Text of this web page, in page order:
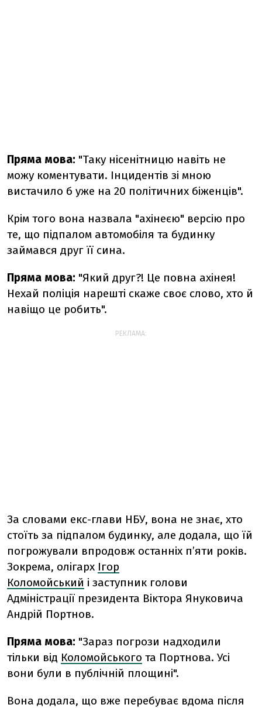
Пряма мова: "Таку нісенітницю навіть не
можу коментувати. Інцидентів зі мною
вистачило б уже на 20 політичних біженців".
Крім того вона назвала "ахінеєю" версію про
те, що підпалом автомобіля та будинку
займався друг її сина.
Пряма мова: "Який друг?! Це повна ахінея!
Нехай поліція нарешті скаже своє слово, хто й
навіщо це робить".
РЕКЛАМА:
За словами екс-глави НБУ, вона не знає, хто
стоїть за підпалом будинку, але додала, що їй
погрожували впродовж останніх п’яти років.
Зокрема, олігарх Ігор
Коломойський і заступник голови
Адміністрації президента Віктора Януковича
Андрій Портнов.
Пряма мова: "Зараз погрози надходили
тільки від Коломойського та Портнова. Усі
вони були в публічній площині".
Вона додала, що вже перебуває вдома після